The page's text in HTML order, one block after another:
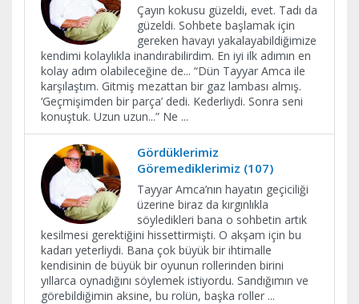
Çayın kokusu güzeldi, evet. Tadı da
güzeldi. Sohbete başlamak için
gereken havayı yakalayabildiğimize
kendimi kolaylıkla inandırabilirdim. En iyi ilk adımın en
kolay adım olabileceğine de... “Dün Tayyar Amca ile
karşılaştım. Gitmiş mezattan bir gaz lambası almış.
‘Geçmişimden bir parça’ dedi. Kederliydi. Sonra seni
konuştuk. Uzun uzun...” Ne ...
Gördüklerimiz
Göremediklerimiz (107)
Tayyar Amca’nın hayatın geçiciliği
üzerine biraz da kırgınlıkla
söyledikleri bana o sohbetin artık
kesilmesi gerektiğini hissettirmişti. O akşam için bu
kadarı yeterliydi. Bana çok büyük bir ihtimalle
kendisinin de büyük bir oyunun rollerinden birini
yıllarca oynadığını söylemek istiyordu. Sandığımın ve
görebildiğimin aksine, bu rolün, başka roller ...